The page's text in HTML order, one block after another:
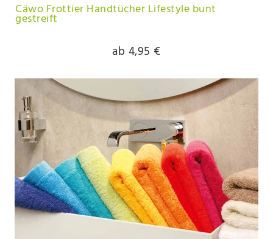
Cäwo Frottier Handtücher Lifestyle bunt
gestreift
ab 4,95 €